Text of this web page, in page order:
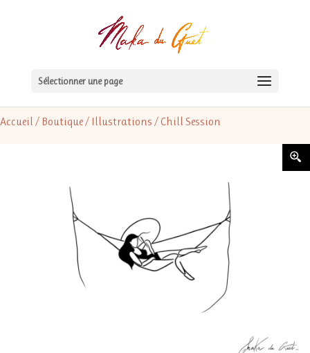
Sélectionner une page
Accueil / Boutique/ Illustrations / Chill Session